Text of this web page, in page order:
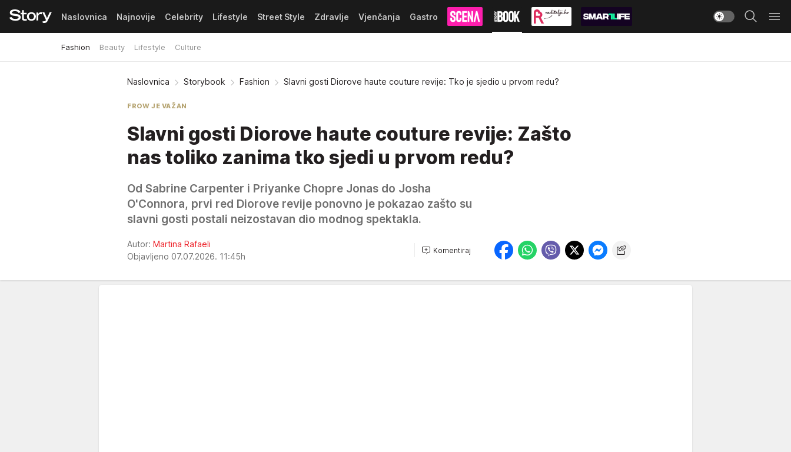
Naslovnica Najnovije Celebrity Lifestyle Street Style Zdravlje Vjenčanja Gastro
Fashion Beauty Lifestyle Culture
Pretplata
Naslovnica Storybook Fashion Slavni gosti Diorove haute couture revije: Tko je sjedio u prvom redu?
FROW JE VAŽAN
Slavni gosti Diorove haute couture revije: Zašto
nas toliko zanima tko sjedi u prvom redu?
Od Sabrine Carpenter i Priyanke Chopre Jonas do Josha
O'Connora, prvi red Diorove revije ponovno je pokazao zašto su
slavni gosti postali neizostavan dio modnog spektakla.
Autor: Martina Rafaeli
Objavljeno 07.07.2026. 11:45h
Komentiraj